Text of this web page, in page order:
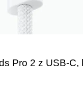
Pro 2 z USB-